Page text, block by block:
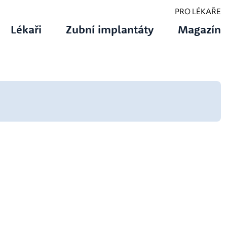
PRO LÉKAŘE
Lékaři Zubní implantáty Magazín